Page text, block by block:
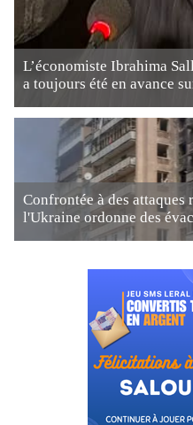
L’économiste Ibrahima
a toujours été en avance
Confrontée à des attaques
l'Ukraine ordonne des